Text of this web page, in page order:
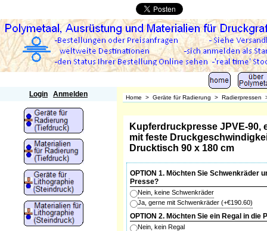
Login Anmelden Home > Geräte für Radierung > Radierpressen
Kupferdruckpresse JPVE-90,
mit feste
Drucktisch 90 x 180 cm
OPTION 1. Möchten Sie Schwenkräder
Presse?
Nein, keine Schwenkräder
Ja, gerne mit Schwenkräder (+€190.60)
OPTION 2. Möchten Sie ein Regal in die
Nein, kein Regal